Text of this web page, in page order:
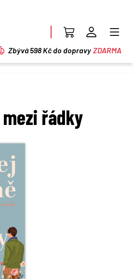
Zbývá 598 Kč do dopravy ZDARMA
řádky